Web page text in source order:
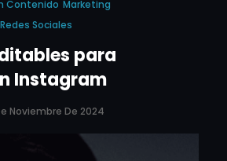
Contenido Marketing
Redes Sociales
para
Instagram
Noviembre De 2024